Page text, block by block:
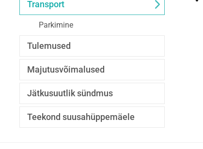
Transport
Parkimine
Tulemused
Majutusvõimalused
Jätkusuutlik sündmus
Teekond suusahüppemäele